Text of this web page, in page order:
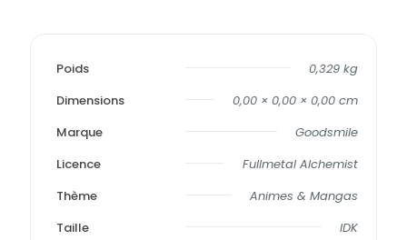
Poids
0,329 kg
Dimensions
0,00 × 0,00 × 0,00 cm
Marque
Goodsmile
Licence
Fullmetal Alchemist
Thème
Animes & Mangas
Taille
IDK